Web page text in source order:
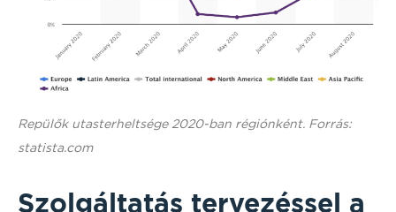
Repülők utasterheltsége 2020-ban régiónként. Forrás:
statista.com
Szolgáltatás tervezéssel a